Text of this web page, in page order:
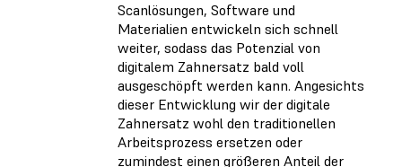
Scanlösungen, Software und
Materialien entwickeln sich schnell
weiter, sodass das Potenzial von
digitalem Zahnersatz bald voll
ausgeschöpft werden kann. Angesichts
dieser Entwicklung wir der digitale
Zahnersatz wohl den traditionellen
Arbeitsprozess ersetzen oder
zumindest einen größeren Anteil der